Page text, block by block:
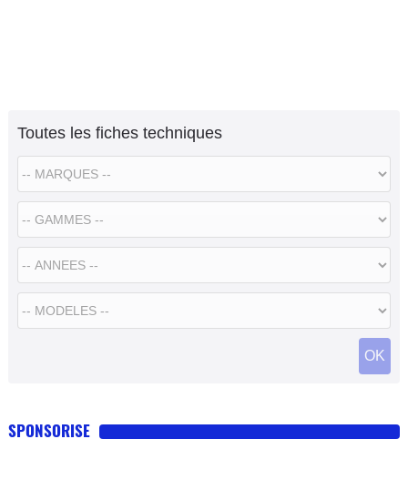
Toutes les fiches techniques
SPONSORISE